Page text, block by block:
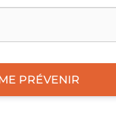
PRÉVENIR